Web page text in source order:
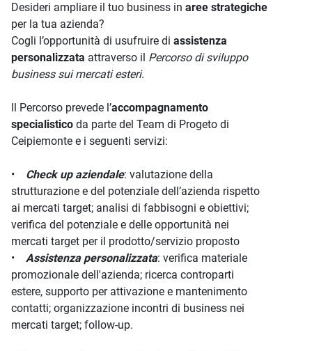
Desideri ampliare il tuo business in aree strategiche
per la tua azienda?
Cogli l’opportunità di usufruire di assistenza
personalizzata attraverso il Percorso di sviluppo
business sui mercati esteri.
Il Percorso prevede l’accompagnamento
specialistico da parte del Team di Progeto di
Ceipiemonte e i seguenti servizi:
• Check up aziendale: valutazione della
strutturazione e del potenziale dell’azienda rispetto
ai mercati target; analisi di fabbisogni e obiettivi;
verifica del potenziale e delle opportunità nei
mercati target per il prodotto/servizio proposto
• Assistenza personalizzata: verifica materiale
promozionale dell'azienda; ricerca controparti
estere, supporto per attivazione e mantenimento
contatti; organizzazione incontri di business nei
mercati target; follow-up.